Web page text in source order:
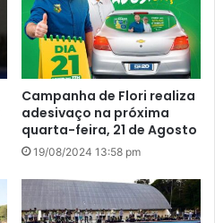
Campanha de Flori realiza
adesivaço na próxima
quarta-feira, 21 de Agosto
19/08/2024 13:58 pm